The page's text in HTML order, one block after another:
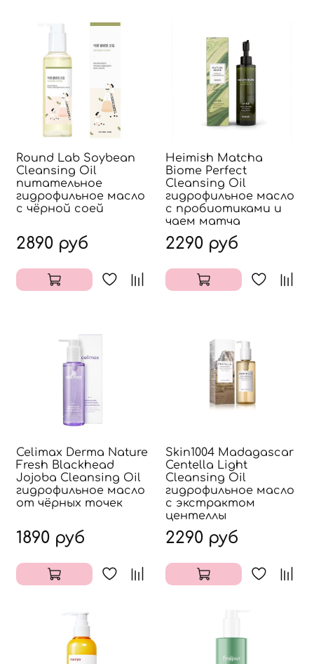
Round Lab Soybean
Cleansing Oil
питательное
гидрофильное масло
с чёрной соей
2890 руб
Heimish Matcha
Biome Perfect
Cleansing Oil
гидрофильное масло
с пробиотиками и
чаем матча
2290 руб
Celimax Derma Nature
Fresh Blackhead
Jojoba Cleansing Oil
гидрофильное масло
от чёрных точек
1890 руб
Skin1004 Madagascar
Centella Light
Cleansing Oil
гидрофильное масло
с экстрактом
центеллы
2290 руб